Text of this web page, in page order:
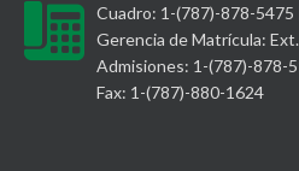
Cuadro: 1-(787)-878-
Gerencia de Matrícula:
Admisiones: 1-(787)-878-
Fax: 1-(787)-880-1624